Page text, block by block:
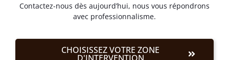
Contactez-nous dès aujourd’hui, nous vous répondrons
avec professionnalisme.
CHOISISSEZ VOTRE ZONE